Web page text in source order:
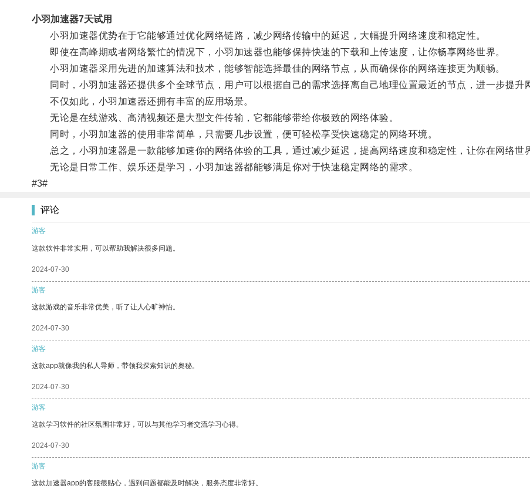
小羽加速器7天试用
小羽加速器优势在于它能够通过优化网络链路，减少网络传输中的延迟，大幅提升网络速度和稳定性。
即使在高峰期或者网络繁忙的情况下，小羽加速器也能够保持快速的下载和上传速度，让你畅享网络世界。
小羽加速器采用先进的加速算法和技术，能够智能选择最佳的网络节点，从而确保你的网络连接更为顺畅。
同时，小羽加速器还提供多个全球节点，用户可以根据自己的需求选择离自己地理位置最近的节点，进一步提升
不仅如此，小羽加速器还拥有丰富的应用场景。
无论是在线游戏、高清视频还是大型文件传输，它都能够带给你极致的网络体验。
同时，小羽加速器的使用非常简单，只需要几步设置，便可轻松享受快速稳定的网络环境。
总之，小羽加速器是一款能够加速你的网络体验的工具，通过减少延迟，提高网络速度和稳定性，让你在网络世
无论是日常工作、娱乐还是学习，小羽加速器都能够满足你对于快速稳定网络的需求。
#3#
评论
游客
这款软件非常实用，可以帮助我解决很多问题。
2024-07-30
游客
这款游戏的音乐非常优美，听了让人心旷神怡。
2024-07-30
游客
这款app就像我的私人导师，带领我探索知识的奥秘。
2024-07-30
游客
这款学习软件的社区氛围非常好，可以与其他学习者交流学习心得。
2024-07-30
游客
这款加速器app的客服很贴心，遇到问题都能及时解决，服务态度非常好。